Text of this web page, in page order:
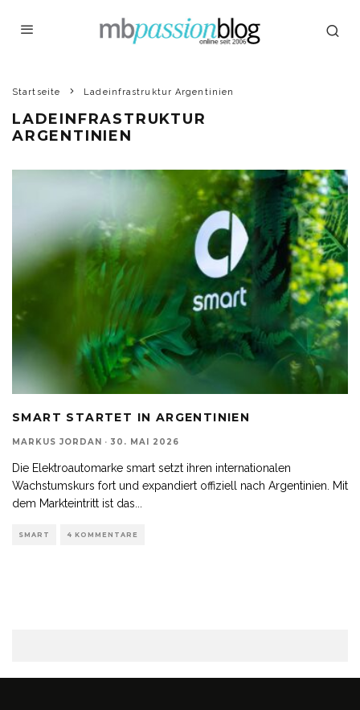
Startseite Ladeinfrastruktur Argentinien
LADEINFRASTRUKTUR
ARGENTINIEN
SMART STARTET IN ARGENTINIEN
MARKUS JORDAN · 30. MAI 2026
Die Elektroautomarke smart setzt ihren internationalen
Wachstumskurs fort und expandiert offiziell nach Argentinien. Mit
dem Markteintritt ist das
SMART 4 KOMMENTARE